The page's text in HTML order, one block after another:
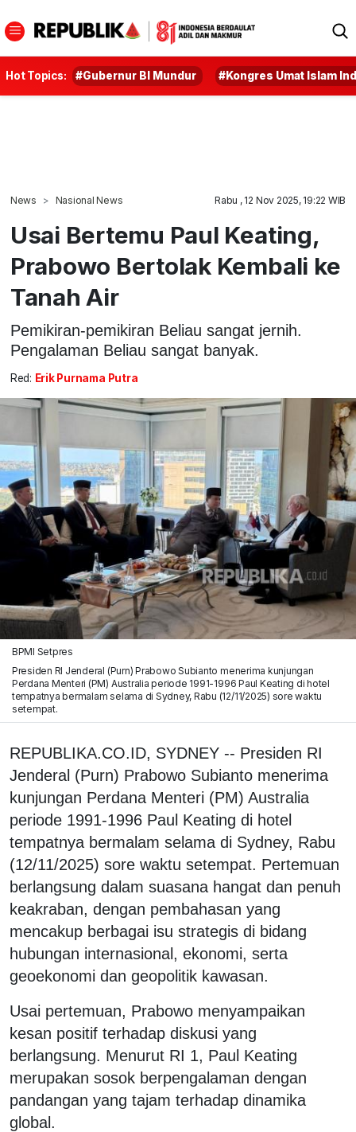
Hot Topics: #Gubernur BI Mundur #Kongres Umat Islam
News Nasional News Rabu , 12 Nov 2025, 19:22 WIB
Usai Bertemu Paul Keating,
Prabowo Bertolak Kembali ke
Tanah Air
Pemikiran-pemikiran Beliau sangat jernih.
Pengalaman Beliau sangat banyak.
Red: Erik Purnama Putra
BPMI Setpres
Presiden RI Jenderal (Purn) Prabowo Subianto menerima kunjungan
Perdana Menteri (PM) Australia periode 1991-1996 Paul Keating di hotel
tempatnya bermalam selama di Sydney, Rabu (12/11/2025) sore waktu
setempat.
REPUBLIKA.CO.ID, SYDNEY -- Presiden RI
Jenderal (Purn) Prabowo Subianto menerima
kunjungan Perdana Menteri (PM) Australia
periode 1991-1996 Paul Keating di hotel
tempatnya bermalam selama di Sydney, Rabu
(12/11/2025) sore waktu setempat. Pertemuan
berlangsung dalam suasana hangat dan penuh
keakraban, dengan pembahasan yang
mencakup berbagai isu strategis di bidang
hubungan internasional, ekonomi, serta
geoekonomi dan geopolitik kawasan.
Usai pertemuan, Prabowo menyampaikan
kesan positif terhadap diskusi yang
berlangsung. Menurut RI 1, Paul Keating
merupakan sosok berpengalaman dengan
pandangan yang tajam terhadap dinamika
global.